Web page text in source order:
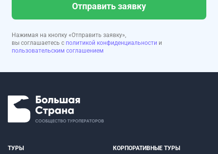
Отправить заявку
Нажимая на кнопку «Отправить заявку»,
вы соглашаетесь с политикой конфиденциальности и
пользовательским соглашением
ТУРЫ КОРПОРАТИВНЫЕ ТУРЫ